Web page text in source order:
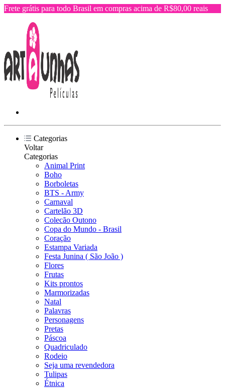
Frete grátis para todo Brasil em compras acima de R$80,00 reais
Categorias
Voltar
Categorias
Animal Print
Boho
Borboletas
BTS - Army
Carnaval
Cartelão 3D
Colecão Outono
Copa do Mundo - Brasil
Coração
Estampa Variada
Festa Junina ( São João )
Flores
Frutas
Kits prontos
Marmorizadas
Natal
Palavras
Personagens
Pretas
Páscoa
Quadriculado
Rodeio
Seja uma revendedora
Tulipas
Étnica